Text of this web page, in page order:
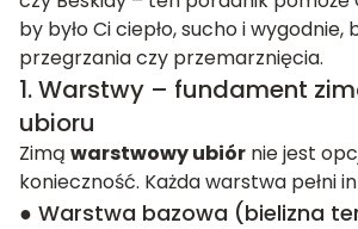
by było Ci ciepło, sucho i wygodnie,
przegrzania czy przemarznięcia.
1. Warstwy – fundament
ubioru
Zimą warstwowy ubiór nie jest
konieczność. Każda warstwa pełni
● Warstwa bazowa (bielizna